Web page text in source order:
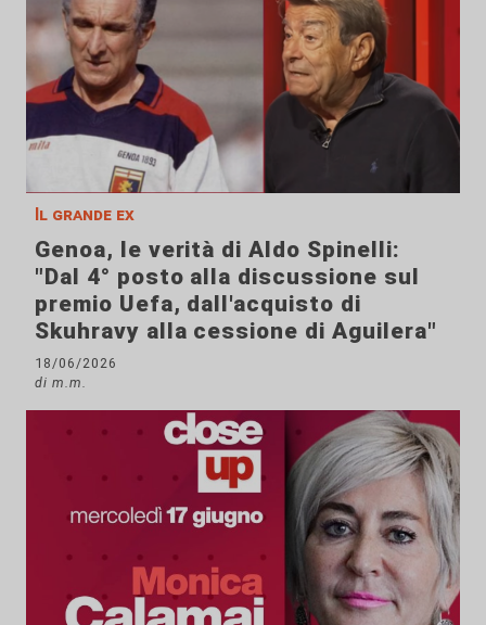
Il grande ex
Genoa, le verità di Aldo Spinelli:
"Dal 4° posto alla discussione sul
premio Uefa, dall'acquisto di
Skuhravy alla cessione di Aguilera"
18/06/2026
di m.m.